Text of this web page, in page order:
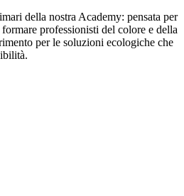
della nostra Academy: pensata per
professionisti del colore e della
per le soluzioni ecologiche che